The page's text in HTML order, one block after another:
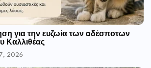
για την ευζωία των αδέσποτων
Καλλιθέας
2026